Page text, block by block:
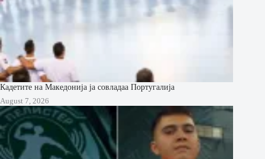
Кадетите на Македонија ја совладаа Португалија
August 7, 2026